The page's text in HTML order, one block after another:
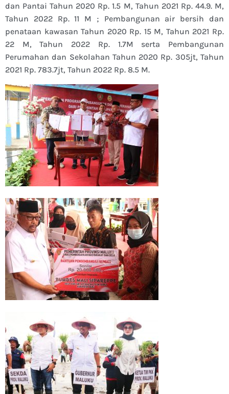
dan Pantai Tahun 2020 Rp. 1.5 M, Tahun 2021 Rp. 44.9. M,
Tahun 2022 Rp. 11 M ; Pembangunan air bersih dan
penataan kawasan Tahun 2020 Rp. 15 M, Tahun 2021 Rp.
22 M, Tahun 2022 Rp. 1.7M serta Pembangunan
Perumahan dan Sekolahan Tahun 2020 Rp. 305jt, Tahun
2021 Rp. 783.7jt, Tahun 2022 Rp. 8.5 M.